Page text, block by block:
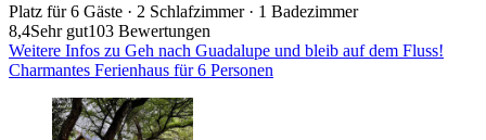
Platz für 6 Gäste · 2 Schlafzimmer · 1 Badezimmer
8,4Sehr gut103 Bewertungen
Weitere Infos zu Geh nach Guadalupe und bleib auf dem Fluss!
Charmantes Ferienhaus für 6 Personen